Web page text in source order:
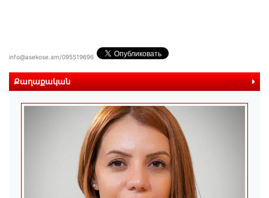
info@asekose.am/095519696
Քաղաքական далее